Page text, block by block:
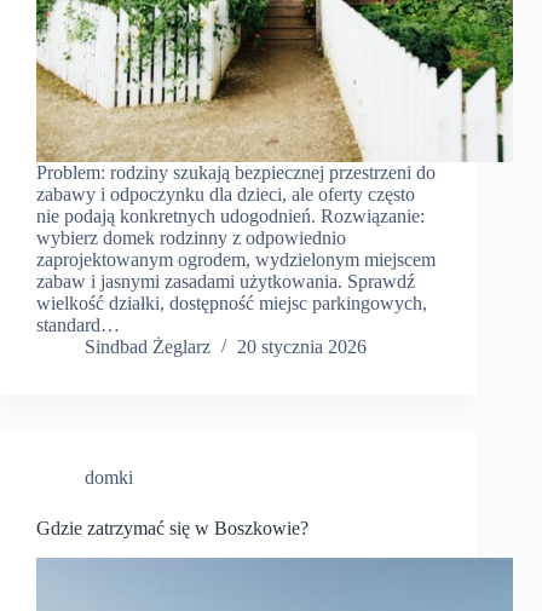
Problem: rodziny szukają bezpiecznej przestrzeni do
zabawy i odpoczynku dla dzieci, ale oferty często
nie podają konkretnych udogodnień. Rozwiązanie:
wybierz domek rodzinny z odpowiednio
zaprojektowanym ogrodem, wydzielonym miejscem
zabaw i jasnymi zasadami użytkowania. Sprawdź
wielkość działki, dostępność miejsc parkingowych,
standard…
Sindbad Żeglarz
20 stycznia 2026
domki
Gdzie zatrzymać się w Boszkowie?